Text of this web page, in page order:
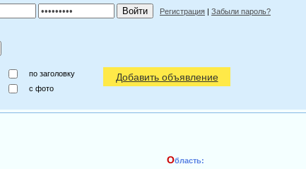
Регистрация | Забыли пароль?
по заголовку
c фото
Добавить объявление
Область: